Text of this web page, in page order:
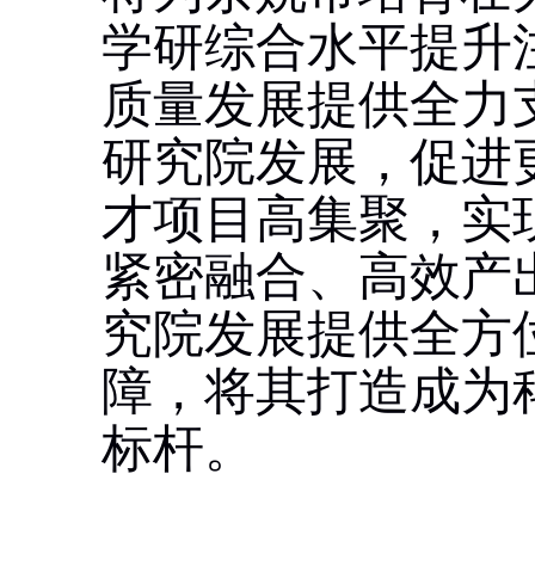
学研综合水平提升
质量发展提供全
研究院发展，促进
才项目高集聚，实
紧密融合、高效
究院发展提供全方
障，将其打造成
标杆。